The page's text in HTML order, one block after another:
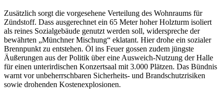
Zusätzlich sorgt die vorgesehene Verteilung des Wohnraums für
Zündstoff. Dass ausgerechnet ein 65 Meter hoher Holzturm isoliert
als reines Sozialgebäude genutzt werden soll, widerspreche der
bewährten „Münchner Mischung“ eklatant. Hier drohe ein sozialer
Brennpunkt zu entstehen. Öl ins Feuer gossen zudem jüngste
Äußerungen aus der Politik über eine Ausweich-Nutzung der Halle
für einen unterirdischen Konzertsaal mit 3.000 Plätzen. Das Bündnis
warnt vor unbeherrschbaren Sicherheits- und Brandschutzrisiken
sowie drohenden Kostenexplosionen.